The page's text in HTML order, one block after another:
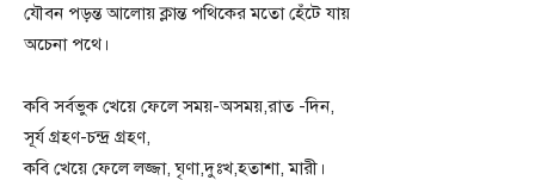
যৌবন পড়ন্ত আলোয় ক্লান্ত পথিকের মতো হেঁটে যায়
অচেনা পথে।
কবি সর্বভুক খেয়ে ফেলে সময়-অসময়,রাত -দিন,
সূর্য গ্রহণ-চন্দ্র গ্রহণ,
কবি খেয়ে ফেলে লজ্জা, ঘৃণা,দুঃখ,হতাশা, মারী।